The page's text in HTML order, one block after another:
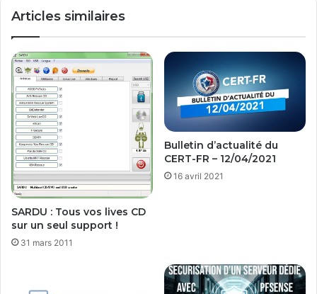
Articles similaires
SARDU : Tous vos lives CD
sur un seul support !
31 mars 2011
Bulletin d’actualité du
CERT-FR – 12/04/2021
16 avril 2021